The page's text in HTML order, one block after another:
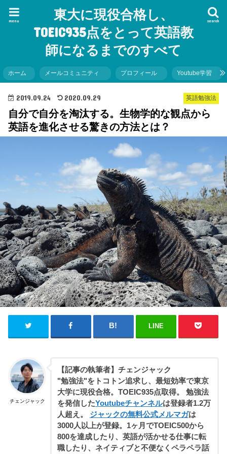
東大に現役合格し、
TOEIC935点をとって英語教
師になるまでのすべて
search
menu
ホーム メールコミュニティ プロフィール Youtube学習
英語勉強法
2019.09.24 2020.09.29
自分で自分を淘汰する。生物学的な観点から
英語を進化させる驚きの方法とは？
LINE
チェンジャック
【記事の執筆者】チェンジャック
"勉強法"をトコトン追求し、最短効率で東京
大学に現役合格。TOEIC935点取得。 勉強法
を発信したYoutubeチャンネルは登録者1.2万
人超え。 ジャックの無料公式メルマガは
3000人以上が登録。1ヶ月でTOEIC500から
800を達成したり、英語が活かせる仕事に転
職したり、ネイティブと不便なくペラペラ話